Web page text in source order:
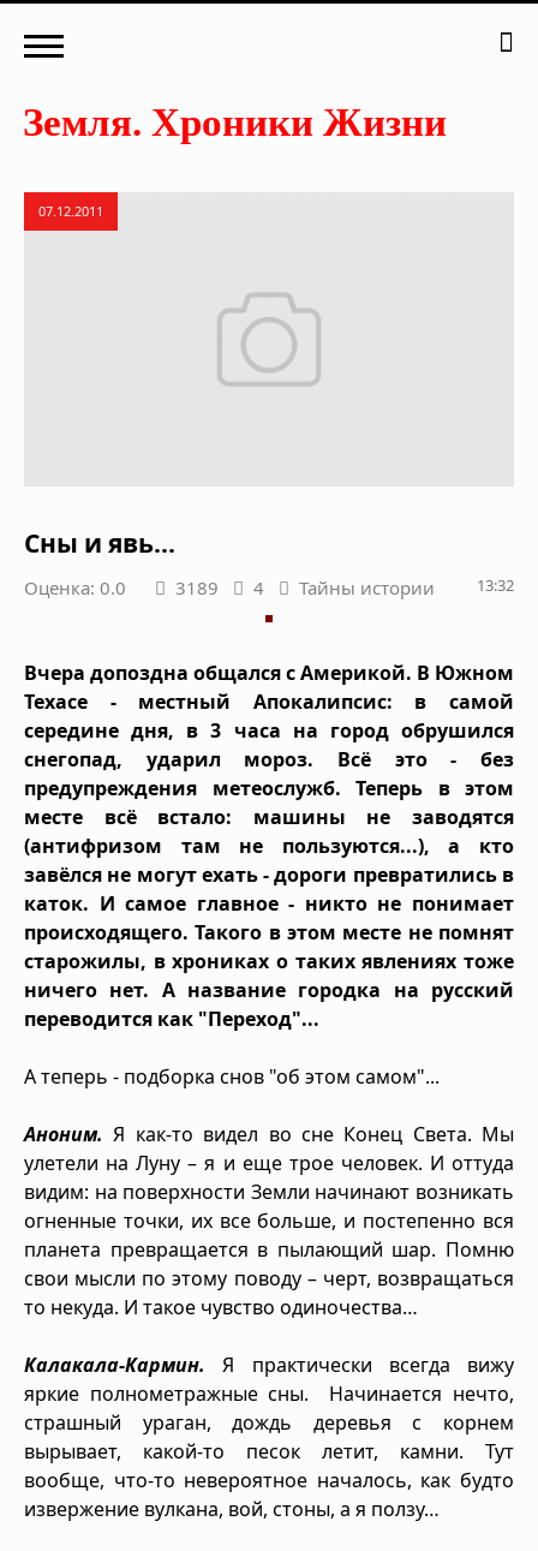
07.12.2011
Сны и явь...
Оценка: 0.0 3189 4 Тайны истории 13:32
Вчера допоздна общался с Америкой. В Южном
Техасе - местный Апокалипсис: в самой
середине дня, в 3 часа на город обрушился
снегопад, ударил мороз. Всё это - без
предупреждения метеослужб. Теперь в этом
месте всё встало: машины не заводятся
(антифризом там не пользуются...), а кто
завёлся не могут ехать - дороги превратились в
каток. И самое главное - никто не понимает
происходящего. Такого в этом месте не помнят
старожилы, в хрониках о таких явлениях тоже
ничего нет. А название городка на русский
переводится как "Переход"...
А теперь - подборка снов "об этом самом"...
Аноним. Я как-то видел во сне Конец Света. Мы
улетели на Луну – я и еще трое человек. И оттуда
видим: на поверхности Земли начинают возникать
огненные точки, их все больше, и постепенно вся
планета превращается в пылающий шар. Помню
свои мысли по этому поводу – черт, возвращаться
то некуда. И такое чувство одиночества…
Калакала-Кармин. Я практически всегда вижу
яркие полнометражные сны. Начинается нечто,
страшный ураган, дождь деревья с корнем
вырывает, какой-то песок летит, камни. Тут
вообще, что-то невероятное началось, как будто
извержение вулкана, вой, стоны, а я ползу…